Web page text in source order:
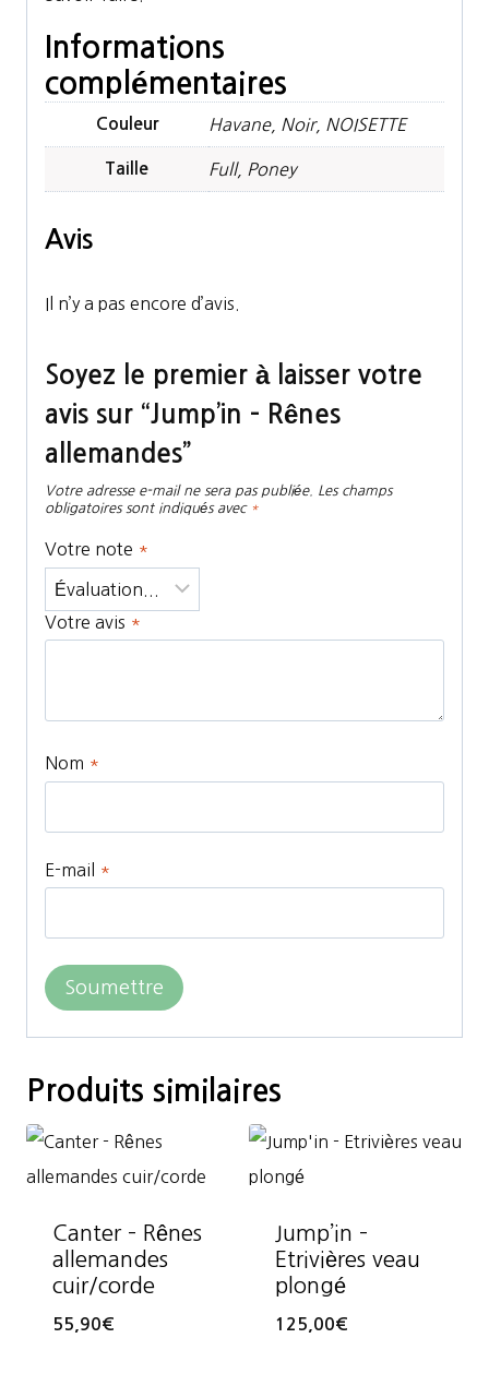
Informations
complémentaires
Couleur Havane, Noir, NOISETTE
Taille Full, Poney
Avis
Il n’y a pas encore d’avis.
Soyez le premier à laisser votre
avis sur “Jump’in – Rênes
allemandes”
Votre adresse e-mail ne sera pas publiée.
Les champs
obligatoires sont indiqués avec *
Votre note *
Votre avis *
Nom *
E-mail *
Produits similaires
Canter – Rênes
allemandes
cuir/corde
55,90€
Jump’in –
Etrivières veau
plongé
125,00€